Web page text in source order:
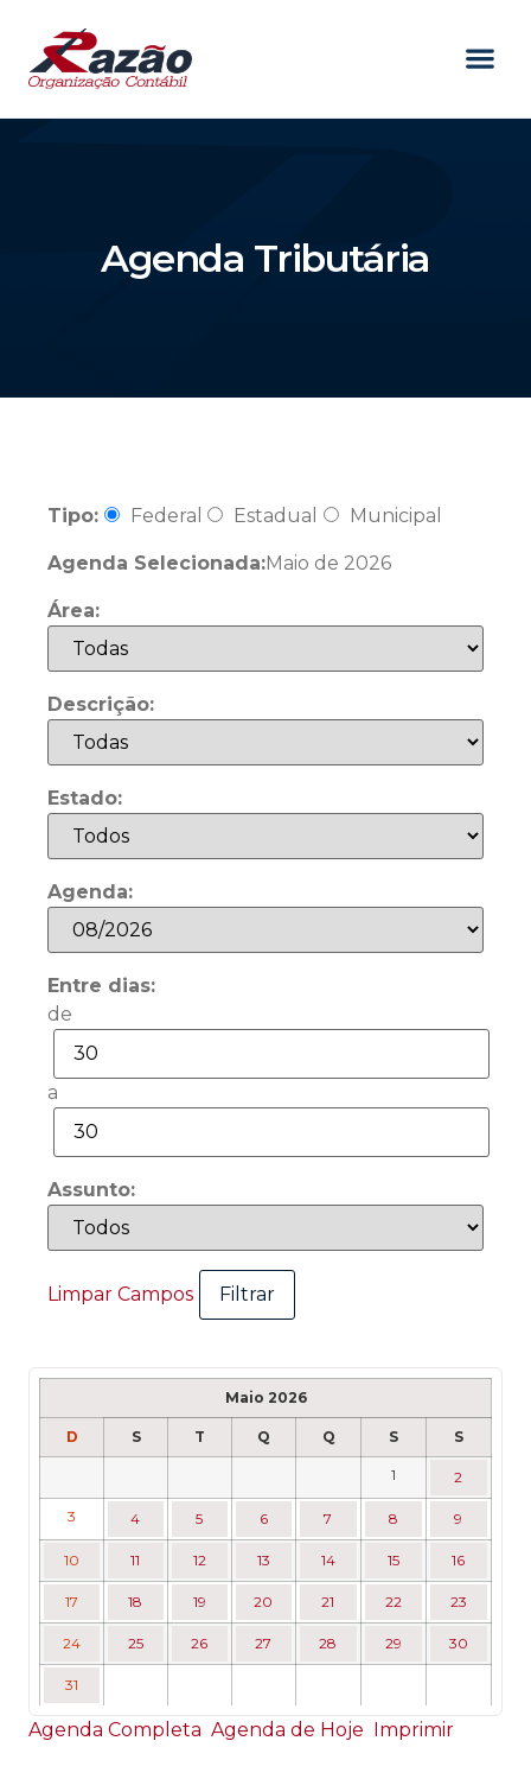
Agenda Tributária
Tipo: Federal Estadual Municipal
Agenda Selecionada:Maio de 2026
Área:
Descrição:
Estado:
Agenda:
Entre dias:
de
a
Assunto:
Limpar Campos
Maio 2026
D S T Q Q S S
1 2
3 4 5 6 7 8 9
10 11 12 13 14 15 16
17 18 19 20 21 22 23
24 25 26 27 28 29 30
31
Agenda Completa Agenda de Hoje Imprimir